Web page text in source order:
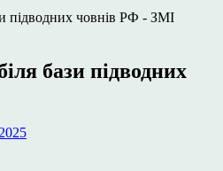
бази підводних